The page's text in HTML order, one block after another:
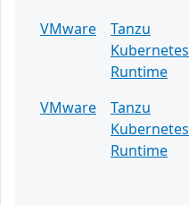
VMware
Tanzu
Kubernetes
Runtime
VMware
Tanzu
Kubernetes
Runtime